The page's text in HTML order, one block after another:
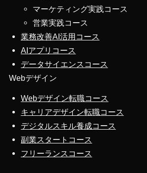
マーケティング実践コース
営業実践コース
業務改善AI活用コース
AIアプリコース
データサイエンスコース
Webデザイン
Webデザイン転職コース
キャリアデザイン転職コース
デジタルスキル養成コース
副業スタートコース
フリーランスコース